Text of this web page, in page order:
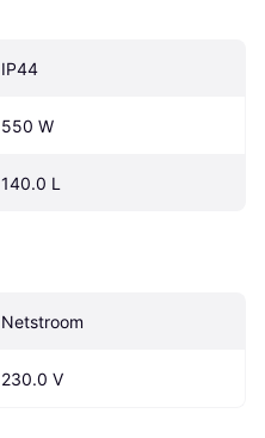
IP44
550 W
140.0 L
Netstroom
230.0 V